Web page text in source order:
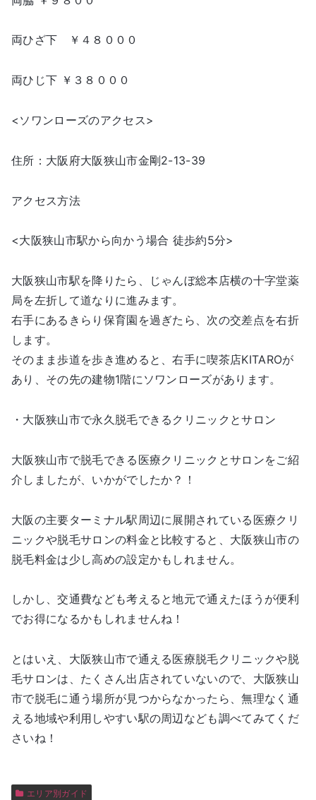
両ひざ下 ￥４８０００
両ひじ下 ￥３８０００
<ソワンローズのアクセス>
住所：大阪府大阪狭山市金剛2-13-39
アクセス方法
<大阪狭山市駅から向かう場合 徒歩約5分>
大阪狭山市駅を降りたら、じゃんぼ総本店横の十字堂薬
局を左折して道なりに進みます。
右手にあるきらり保育園を過ぎたら、次の交差点を右折
します。
そのまま歩道を歩き進めると、右手に喫茶店KITAROが
あり、その先の建物1階にソワンローズがあります。
・大阪狭山市で永久脱毛できるクリニックとサロン
大阪狭山市で脱毛できる医療クリニックとサロンをご紹
介しましたが、いかがでしたか？！
大阪の主要ターミナル駅周辺に展開されている医療クリ
ニックや脱毛サロンの料金と比較すると、大阪狭山市の
脱毛料金は少し高めの設定かもしれません。
しかし、交通費なども考えると地元で通えたほうが便利
でお得になるかもしれませんね！
とはいえ、大阪狭山市で通える医療脱毛クリニックや脱
毛サロンは、たくさん出店されていないので、大阪狭山
市で脱毛に通う場所が見つからなかったら、無理なく通
える地域や利用しやすい駅の周辺なども調べてみてくだ
さいね！
エリア別ガイド